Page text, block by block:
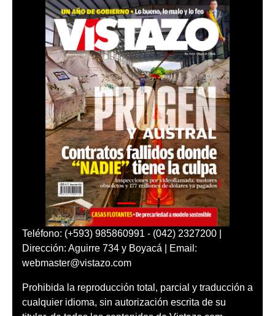
Teléfono: (+593) 985860991 - (042) 2327200 |
Dirección: Aguirre 734 y Boyacá | Email:
webmaster@vistazo.com
Prohibida la reproducción total, parcial y traducción a
cualquier idioma, sin autorización escrita de su